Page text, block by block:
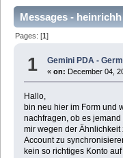
Messages - heinrichh
Pages: [1]
1 Gemini PDA -
«on: December 04,
Hallo,
bin neu hier im Form und
nachfragen, ob es
mir wegen der Ähnlichkeit
Account zu
kein so richtiges Konto